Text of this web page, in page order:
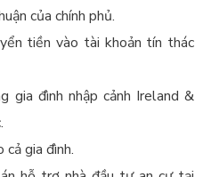
của chính phủ.
tiền vào tài khoản tín thác
gia đình nhập cảnh Ireland &
gia đình.